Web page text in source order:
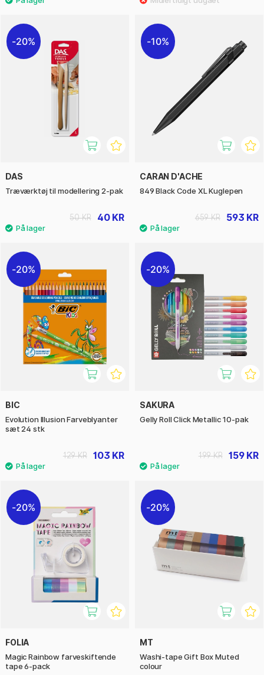
20%
DAS
Træværktøj til modellering 2-pak
40 KR
50 KR
10%
CARAN D'ACHE
849 Black Code XL Kuglepen
593 KR
659 KR
20%
BIC
Evolution Illusion Farveblyanter
sæt 24 stk
103 KR
129 KR
20%
SAKURA
Gelly Roll Click Metallic 10-pak
159 KR
199 KR
20%
FOLIA
Magic Rainbow farveskiftende
tape 6-pack
20%
MT
Washi-tape Gift Box Muted
colour